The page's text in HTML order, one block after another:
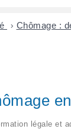
> Chômage :
légale et